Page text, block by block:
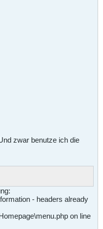
zwar benutze ich die
- headers already
on line